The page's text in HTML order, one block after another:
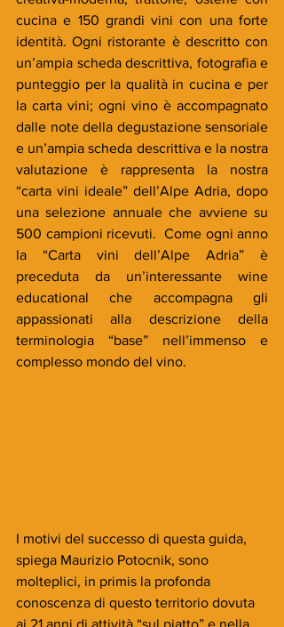
cucina e 150 grandi vini con una forte
identità. Ogni ristorante è descritto con
un’ampia scheda descrittiva, fotografia e
punteggio per la qualità in cucina e per
la carta vini; ogni vino è accompagnato
dalle note della degustazione sensoriale
e un’ampia scheda descrittiva e la nostra
valutazione è rappresenta la nostra
“carta vini ideale” dell’Alpe Adria, dopo
una selezione annuale che avviene su
500 campioni ricevuti.  Come ogni anno
la “Carta vini dell’Alpe Adria” è
preceduta da un’interessante wine
educational che accompagna gli
appassionati alla descrizione della
terminologia “base” nell’immenso e
complesso mondo del vino.
I motivi del successo di questa guida,
spiega Maurizio Potocnik, sono
molteplici, in primis la profonda
conoscenza di questo territorio dovuta
ai 21 anni di attività “sul piatto” e nella